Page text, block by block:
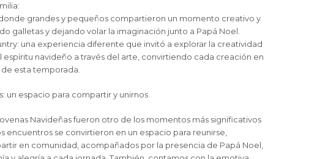
grandes y pequeños compartieron un momento creativo y
galletas y dejando volar la imaginación junto a Papá Noel.
una experiencia diferente que invitó a explorar la creatividad
espíritu navideño a través del arte, convirtiendo cada creación en
esta temporada.
un espacio para compartir y unirnos
Navideñas fueron otro de los momentos más significativos
encuentros se convirtieron en un espacio para reunirse,
en comunidad, acompañados por la presencia de Papá Noel,